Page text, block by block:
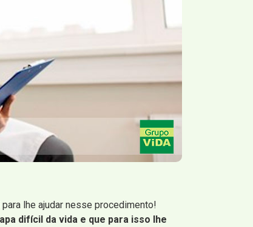
lhe ajudar nesse procedimento!
difícil da vida e que para isso lhe